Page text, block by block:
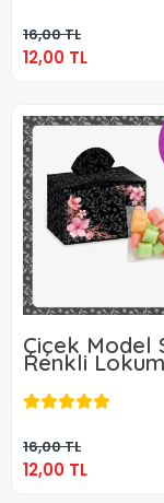
16,00 TL
12,00 TL
Çiçek Model
Renkli Lokum
Kutusu ve
Şekeri
16,00 TL
12,00 TL
12,00 TL